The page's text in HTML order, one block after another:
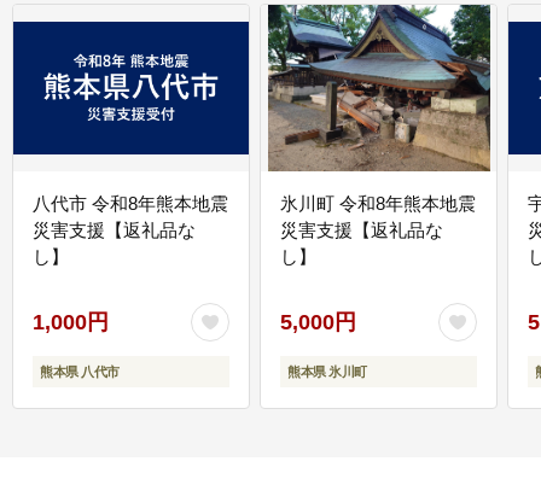
八代市 令和8年熊本地震
災害支援【返礼品な
し】
1,000円
熊本県 八代市
氷川町 令和8年熊本地震
災害支援【返礼品な
し】
5,000円
熊本県 氷川町